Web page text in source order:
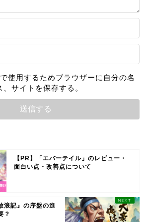
使用するためブラウザーに自分の名
サイトを保存する。
【PR】「エバーテイル」のレビュー・
面白い点・改善点について
浪記』の序盤の進
？